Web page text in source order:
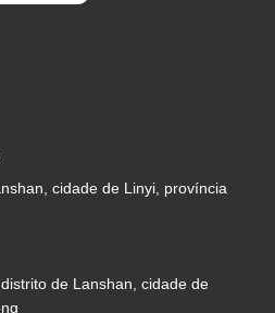
cidade de Linyi, província
de Lanshan, cidade de